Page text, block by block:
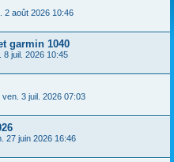
2 août 2026 10:46
garmin 1040
8 juil. 2026 10:45
ven. 3 juil. 2026 07:03
27 juin 2026 16:46